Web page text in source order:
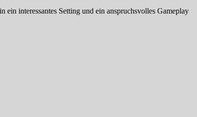
interessantes Setting und ein anspruchsvolles Gameplay